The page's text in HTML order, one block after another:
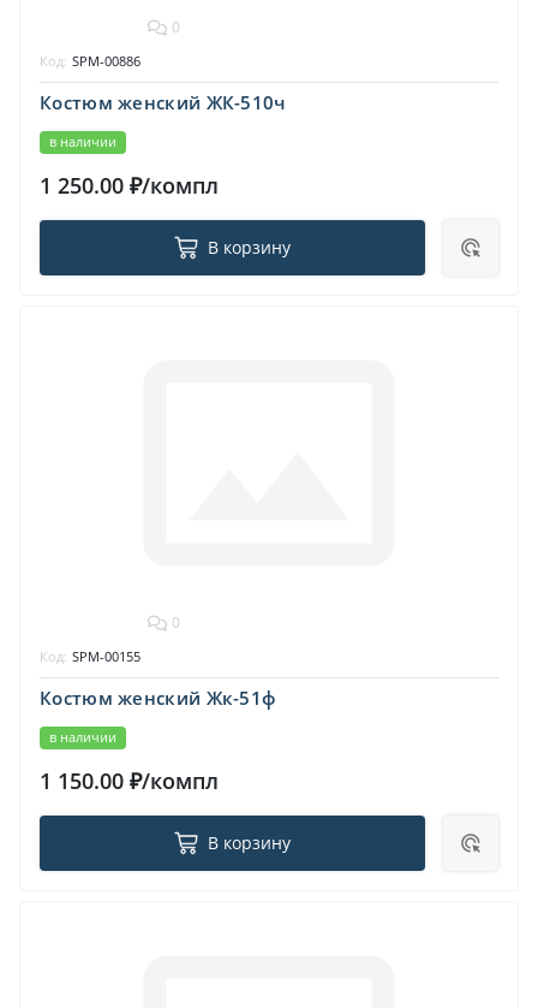
0
Костюм женский ЖК-510ч
в наличии
Код: SPM-00886
1 250.00 ₽/компл
В корзину
0
Костюм женский Жк-51ф
в наличии
Код: SPM-00155
1 150.00 ₽/компл
В корзину